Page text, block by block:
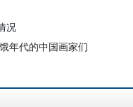
况
年代的中国画家们